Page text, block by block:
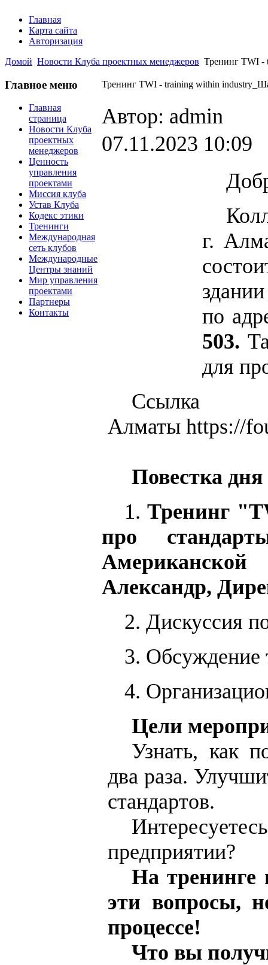
Главная
Карта сайта
Авторизация
Домой Новости Клуба проектных менеджеров Тренинг TWI -
Главное меню
Главная
страница
Новости Клуба
проектных
менеджеров
Ценность
управления
проектами
Миссия клуба
Устав Клуба
Кодекс этики
Тренинги
Международная
сеть клубов
Международные
Центры знаний
Мир управления
проектами
Партнеры
Контакты
Тренинг TWI - training within
Автор: admin
07.11.2023 10:09
г.
по
503.
для
Ссылка
Алматы https://
Повестка
1.Тренинг
про
Александр,
2. Дискуссия
3. Обсуждение
4.
Цели
Узнать, как
два раза.
стандартов.
предприятии?
На тренинге
эти вопросы,
процессе!
Что вы